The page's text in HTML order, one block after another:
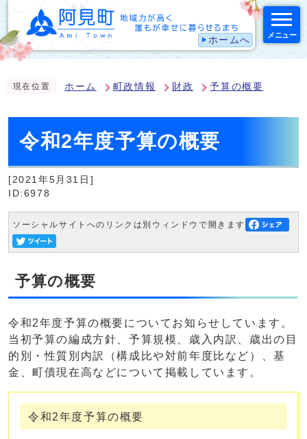
ホームへ メニュー
現在位置 ホーム 町政情報 財政 予算の概要
令和2年度予算の概要
[2021年5月31日]
ID:6978
ソーシャルサイトへのリンクは別ウィンドウで開きます
予算の概要
令和2年度予算の概要についてお知らせしています。
当初予算の編成方針、予算規模、歳入内訳、歳出の目
的別・性質別内訳（構成比や対前年度比など）、基
金、町債現在高などについて掲載しています。
令和2年度予算の概要